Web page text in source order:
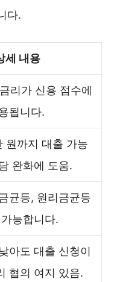
다.
세 내용
리가 신용 점수에
됩니다.
원까지 대출 가능
완화에 도움.
균등, 원리금균등
능합니다.
아도 대출 신청이
협의 여지 있음.